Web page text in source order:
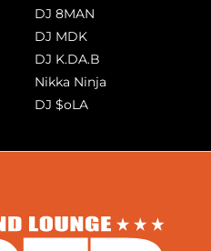
DJ 8MAN
DJ MDK
DJ K.DA.B
Nikka Ninja
DJ $oLA